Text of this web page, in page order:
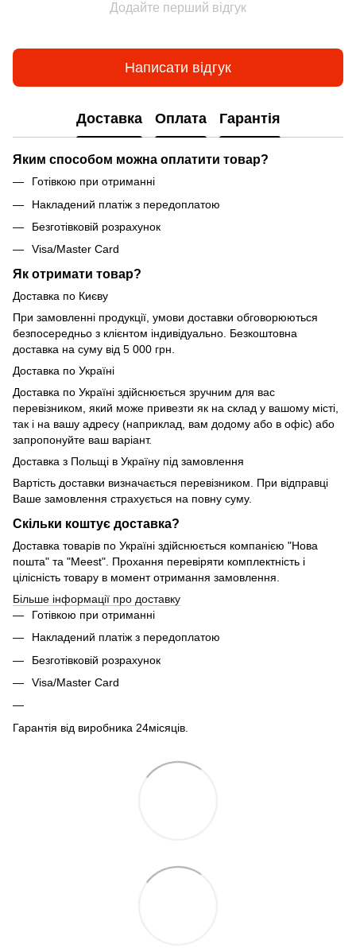
Додайте перший відгук
Написати відгук
Доставка Оплата Гарантія
Яким способом можна оплатити товар?
Готівкою при отриманні
Накладений платіж з передоплатою
Безготівковій розрахунок
Visa/Master Card
Як отримати товар?
Доставка по Києву
При замовленні продукції, умови доставки обговорюються
безпосередньо з клієнтом індивідуально. Безкоштовна
доставка на суму від 5 000 грн.
Доставка по Україні
Доставка по Україні здійснюється зручним для вас
перевізником, який може привезти як на склад у вашому місті,
так і на вашу адресу (наприклад, вам додому або в офіс) або
запропонуйте ваш варіант.
Доставка з Польщі в Україну під замовлення
Вартість доставки визначається перевізником. При відправці
Ваше замовлення страхується на повну суму.
Скільки коштує доставка?
Доставка товарів по Україні здійснюється компанією "Нова
пошта" та "Meest". Прохання перевіряти комплектність і
цілісність товару в момент отримання замовлення.
Більше інформації про доставку
Готівкою при отриманні
Накладений платіж з передоплатою
Безготівковій розрахунок
Visa/Master Card
Гарантія від виробника 24місяців.